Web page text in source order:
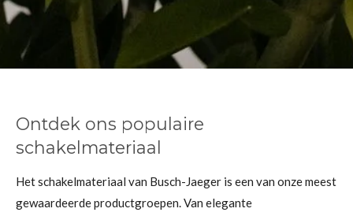
Ontdek ons populaire
schakelmateriaal
Het schakelmateriaal van Busch-Jaeger is een van onze meest
gewaardeerde productgroepen. Van elegante